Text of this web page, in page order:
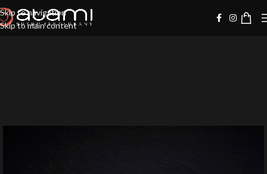
Skip to navigation
Skip to main content